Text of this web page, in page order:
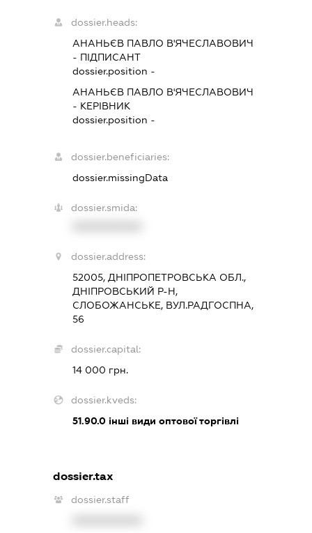
dossier.heads:
АНАНЬЄВ ПАВЛО В'ЯЧЕСЛАВОВИЧ
- ПІДПИСАНТ
dossier.position -
АНАНЬЄВ ПАВЛО В'ЯЧЕСЛАВОВИЧ
- КЕРІВНИК
dossier.position -
dossier.beneficiaries:
dossier.missingData
dossier.smida:
dossier.address:
52005, ДНІПРОПЕТРОВСЬКА ОБЛ.,
ДНІПРОВСЬКИЙ Р-Н,
СЛОБОЖАНСЬКЕ, ВУЛ.РАДГОСПНА,
56
dossier.capital:
14 000 грн.
dossier.kveds:
51.90.0інші види оптової торгівлі
dossier.tax
dossier.staff